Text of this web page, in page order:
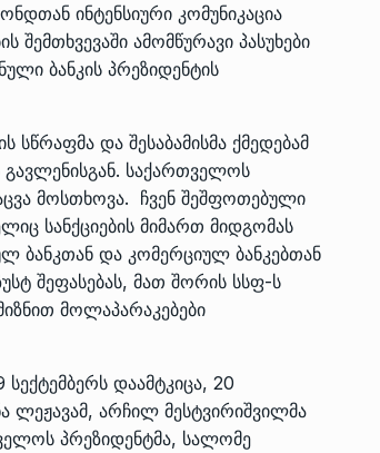
ინტენსიური კომუნიკაცია
ამომწურავი პასუხები
ბანკის პრეზიდენტის
და შესაბამისმა ქმედებამ
გავლენისგან. საქართველოს
მოსთხოვა. ჩვენ შეშფოთებული
სანქციების მიმართ მიდგომას
ბანკთან და კომერციულ ბანკებთან
შეფასებას, მათ შორის სსფ-ს
მოლაპარაკებები
დაამტკიცა, 20
ლეჟავამ, არჩილ მესტვირიშვილმა
პრეზიდენტმა, სალომე